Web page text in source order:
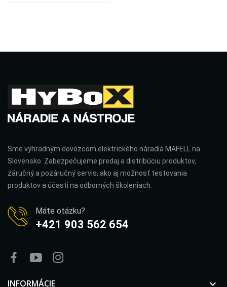
Sme výhradným dovozcom elektrického náradia MAFELL na
Slovensko. Zabezpečujeme predaj a distribúciu produktov,
záručný a pozáručný servis, ako aj možnosť testovania
produktov a účasti na odborných školeniach.
Máte otázku?
+421 903 562 654
INFORMÁCIE 